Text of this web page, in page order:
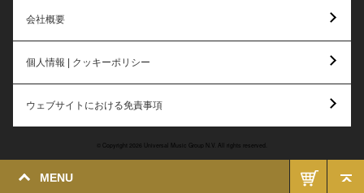
MENU
会社概要
個人情報 | クッキーポリシー
ウェブサイトにおける免責事項
© Copyright 2026 Universal Music Group N.V. All rights reserved.